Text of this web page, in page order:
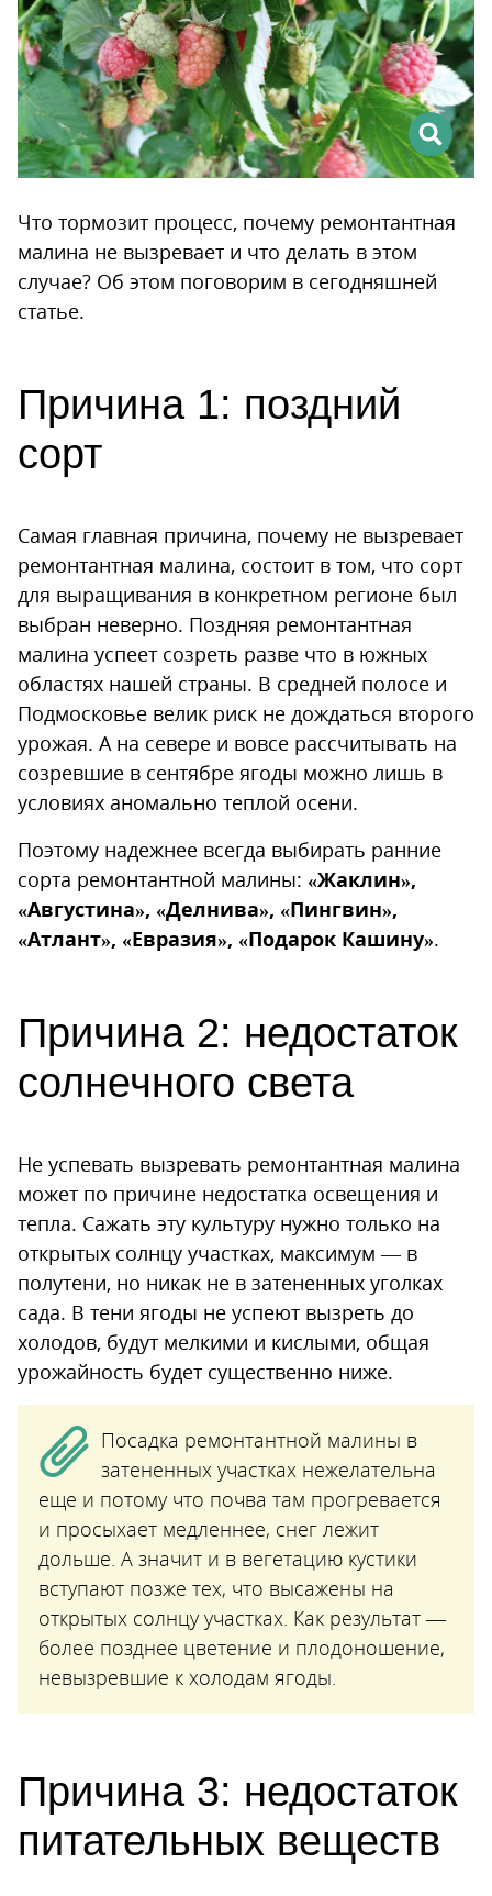
Что тормозит процесс, почему ремонтантная
малина не вызревает и что делать в этом
случае? Об этом поговорим в сегодняшней
статье.
Причина 1: поздний
сорт
Самая главная причина, почему не вызревает
ремонтантная малина, состоит в том, что сорт
для выращивания в конкретном регионе был
выбран неверно. Поздняя ремонтантная
малина успеет созреть разве что в южных
областях нашей страны. В средней полосе и
Подмосковье велик риск не дождаться второго
урожая. А на севере и вовсе рассчитывать на
созревшие в сентябре ягоды можно лишь в
условиях аномально теплой осени.
Поэтому надежнее всегда выбирать ранние
сорта ремонтантной малины: «Жаклин»,
«Августина», «Делнива», «Пингвин»,
«Атлант», «Евразия», «Подарок Кашину».
Причина 2: недостаток
солнечного света
Не успевать вызревать ремонтантная малина
может по причине недостатка освещения и
тепла. Сажать эту культуру нужно только на
открытых солнцу участках, максимум — в
полутени, но никак не в затененных уголках
сада. В тени ягоды не успеют вызреть до
холодов, будут мелкими и кислыми, общая
урожайность будет существенно ниже.
Посадка ремонтантной малины в
затененных участках нежелательна
еще и потому что почва там прогревается
и просыхает медленнее, снег лежит
дольше. А значит и в вегетацию кустики
вступают позже тех, что высажены на
открытых солнцу участках. Как результат —
более позднее цветение и плодоношение,
невызревшие к холодам ягоды.
Причина 3: недостаток
питательных веществ